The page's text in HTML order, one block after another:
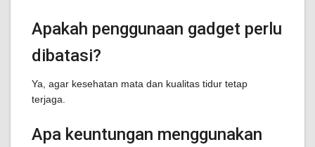
Apakah penggunaan gadget perlu
dibatasi?
Ya, agar kesehatan mata dan kualitas tidur tetap
terjaga.
Apa keuntungan menggunakan